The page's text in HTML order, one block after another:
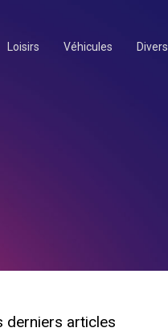
Loisirs Véhicules Divers
derniers articles